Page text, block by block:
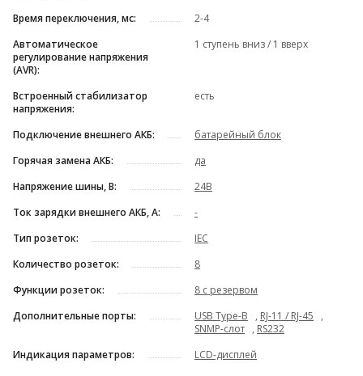
Время переключения, мс:
2-4
Автоматическое
регулирование напряжения
(AVR):
1 ступень вниз / 1 вверх
Встроенный стабилизатор
напряжения:
есть
Подключение внешнего АКБ:
батарейный блок
Горячая замена АКБ:
да
Напряжение шины, В:
24В
Ток зарядки внешнего АКБ, А:
-
Тип розеток:
IEC
Количество розеток:
8
Функции розеток:
8 с резервом
Дополнительные порты:
USB Type-B , RJ-11 / RJ-45
,
SNMP-слот , RS232
Индикация параметров:
LCD-дисплей